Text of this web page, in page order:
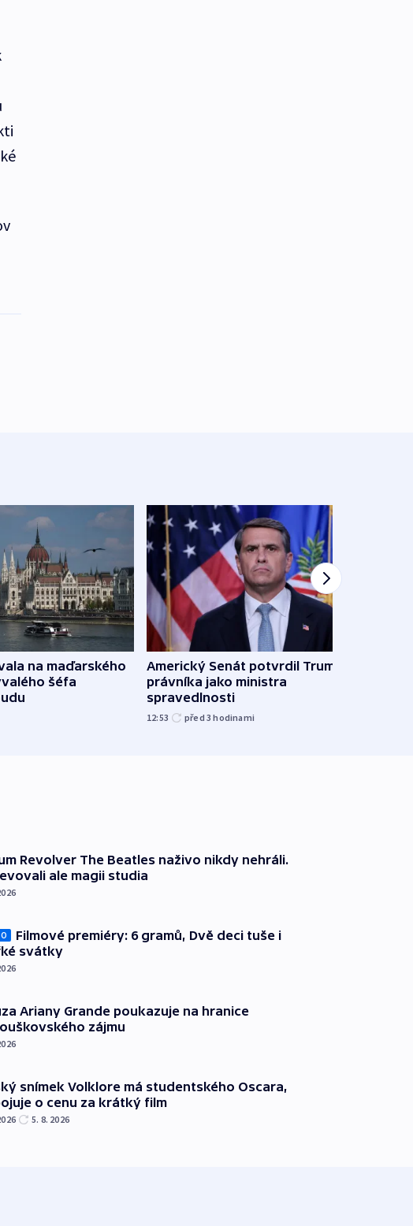
na maďarského
šéfa
Americký Senát potvrdil Trumpova
právníka jako ministra
spravedlnosti
12:53 před 3hodinami
Revolver The Beatles naživo nikdy nehráli.
ale magii studia
Filmové premiéry: 6 gramů, Dvě deci tuše i
svátky
Ariany Grande poukazuje na hranice
zájmu
snímek Volklore má studentského Oscara,
o cenu za krátký film
5. 8. 2026